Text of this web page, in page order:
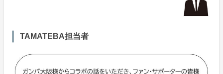
TAMATEBA担当者